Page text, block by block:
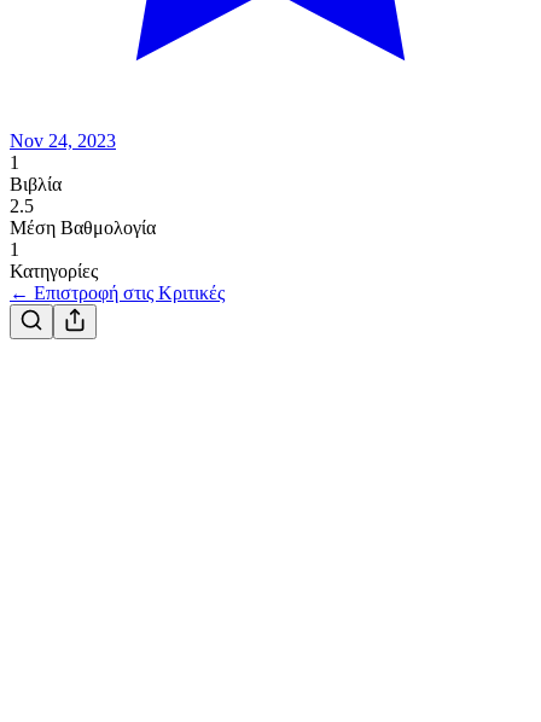
Nov 24, 2023
1
Βιβλία
2.5
Μέση Βαθμολογία
1
Κατηγορίες
← Επιστροφή στις Κριτικές